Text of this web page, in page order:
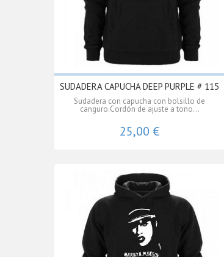
SUDADERA CAPUCHA DEEP PURPLE # 115
Sudadera con capucha con bolsillo de
canguro.Cordón de ajuste a tono...
25,00 €